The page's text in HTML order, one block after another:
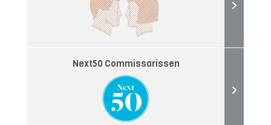
Next50 Commissarissen